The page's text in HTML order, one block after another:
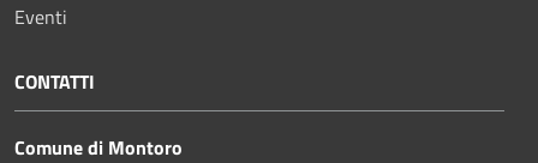
Eventi
CONTATTI
Comune di Montoro